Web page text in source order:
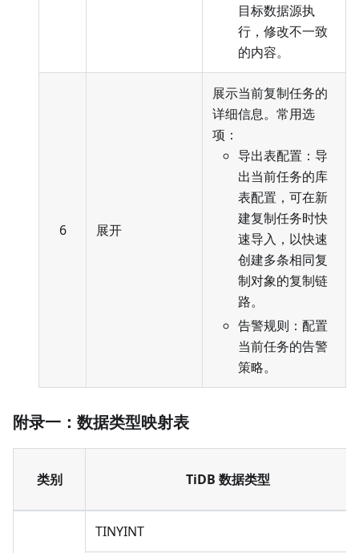
目标数据源执
行，修改不一致
的内容。
6 展开
展示当前复制任务的
详细信息。常用选
项：
导出表配置：导
出当前任务的库
表配置，可在新
建复制任务时快
速导入，以快速
创建多条相同复
制对象的复制链
路。
告警规则：配置
当前任务的告警
策略。
附录一：数据类型映射表
类别 TiDB 数据类型
TINYINT